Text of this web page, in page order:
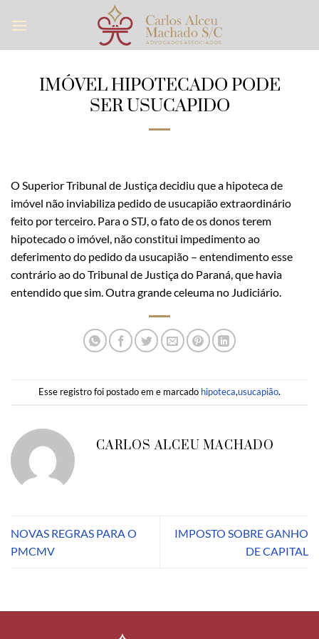
IMÓVEL HIPOTECADO PODE
SER USUCAPIDO
O Superior Tribunal de Justiça decidiu que a hipoteca de
imóvel não inviabiliza pedido de usucapião extraordinário
feito por terceiro. Para o STJ, o fato de os donos terem
hipotecado o imóvel, não constitui impedimento ao
deferimento do pedido da usucapião – entendimento esse
contrário ao do Tribunal de Justiça do Paraná, que havia
entendido que sim. Outra grande celeuma no Judiciário.
Esse registro foi postado em e marcado hipoteca,usucapião.
CARLOS ALCEU MACHADO
NOVAS REGRAS PARA O
PMCMV
IMPOSTO SOBRE GANHO
DE CAPITAL